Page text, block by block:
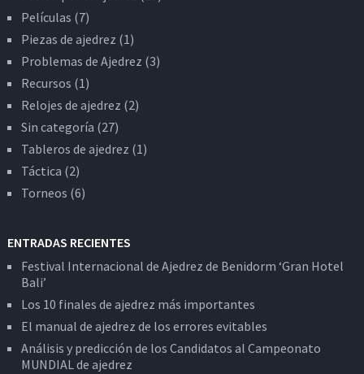
Películas (7)
Piezas de ajedrez (1)
Problemas de Ajedrez (3)
Recursos (1)
Relojes de ajedrez (2)
Sin categoría (27)
Tableros de ajedrez (1)
Táctica (2)
Torneos (6)
ENTRADAS RECIENTES
Festival Internacional de Ajedrez de Benidorm ‘Gran Hotel
Bali’
Los 10 finales de ajedrez más importantes
El manual de ajedrez de los errores evitables
Análisis y predicción de los Candidatos al Campeonato
MUNDIAL de ajedrez